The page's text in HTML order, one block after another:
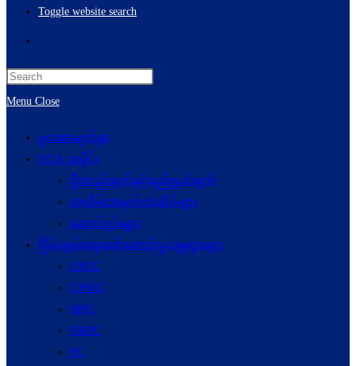
Toggle website search
Menu Close
မူလစာမျက်နှာ
NCA သမိုင်း
ဦးတည်ချက်နှင့်ရည်ရွယ်ချက်
အထိမ်းအမှတ်တံဆိပ်များ
ဆောင်ပုဒ်များ
ငြိမ်းချမ်းရေးဖော်‌ဆောင်မှုယန္တရားများ
UPCC
UPWC
MPC
NRPC
PC